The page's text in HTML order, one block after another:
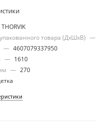
THORVIK
товара (ДхШхВ) —
— 4607079337950
— 1610
— 270